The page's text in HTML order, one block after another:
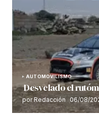
AUTOMOVILISMO
Desvelado el
por Redacción 06/08/